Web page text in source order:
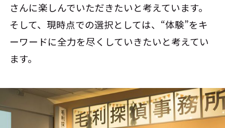
さんに楽しんでいただきたいと考えています。
そして、現時点での選択としては、“体験”をキ
ーワードに全力を尽くしていきたいと考えてい
ます。